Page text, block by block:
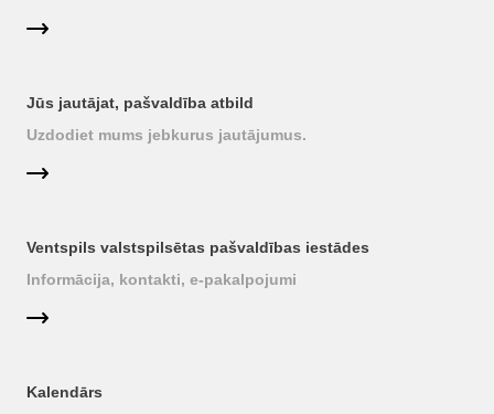
Jūs jautājat, pašvaldība atbild
Uzdodiet mums jebkurus jautājumus.
Ventspils valstspilsētas pašvaldības iestādes
Informācija, kontakti, e-pakalpojumi
Kalendārs